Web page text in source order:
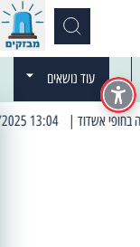
עוד נושאים
| 13:04 14/01/2025 עובדים בלילות: עבודות קרצוף וריבוד אספלט